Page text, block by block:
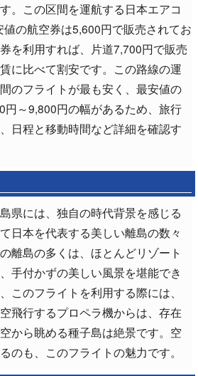
。この区間を運航する日本エアコ
値の航空券は5,600円で販売されてお
を利用すれば、片道7,700円で販売
に比べて割安です。この路線の運
のフライトが最も安く、最安値の
円～9,800円の幅があるため、旅行
日程と移動時間など詳細を確認す
県には、独自の時代背景を感じる
日本を代表する美しい離島の数々
離島の多くは、ほとんどリゾート
手付かずの美しい風景を堪能でき
このフライトを利用する際には、
飛行するプロペラ機からは、存在
から眺める種子島は絶景です。空
のも、このフライトの魅力です。